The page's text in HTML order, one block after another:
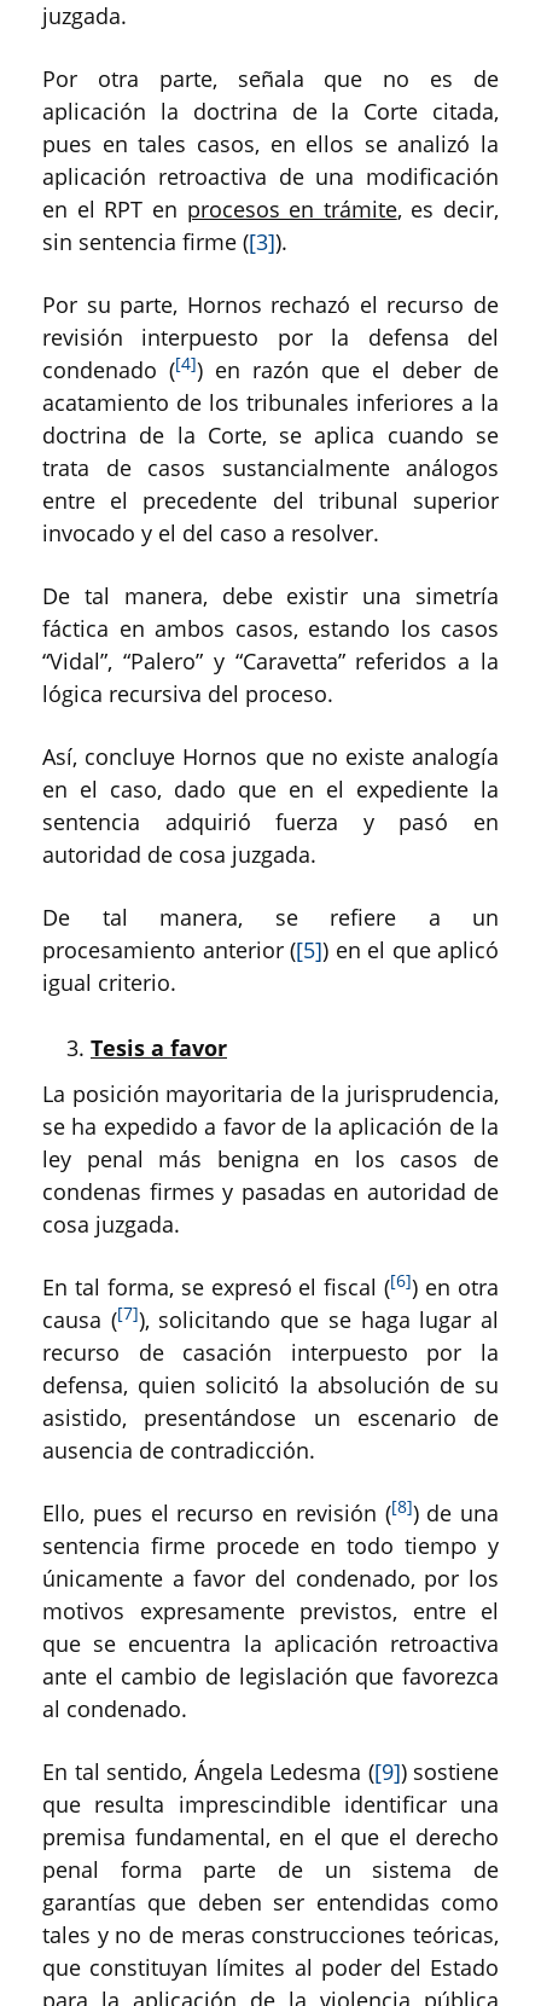
juzgada.
Por otra parte, señala que no es de
aplicación la doctrina de la Corte citada,
pues en tales casos, en ellos se analizó la
aplicación retroactiva de una modificación
en el RPT en procesos en trámite, es decir,
sin sentencia firme ([3]).
Por su parte, Hornos rechazó el recurso de
revisión interpuesto por la defensa del
condenado ([4]) en razón que el deber de
acatamiento de los tribunales inferiores a la
doctrina de la Corte, se aplica cuando se
trata de casos sustancialmente análogos
entre el precedente del tribunal superior
invocado y el del caso a resolver.
De tal manera, debe existir una simetría
fáctica en ambos casos, estando los casos
“Vidal”, “Palero” y “Caravetta” referidos a la
lógica recursiva del proceso.
Así, concluye Hornos que no existe analogía
en el caso, dado que en el expediente la
sentencia adquirió fuerza y pasó en
autoridad de cosa juzgada.
De tal manera, se refiere a un
procesamiento anterior ([5]) en el que aplicó
igual criterio.
Tesis a favor
La posición mayoritaria de la jurisprudencia,
se ha expedido a favor de la aplicación de la
ley penal más benigna en los casos de
condenas firmes y pasadas en autoridad de
cosa juzgada.
En tal forma, se expresó el fiscal ([6]) en otra
causa ([7]), solicitando que se haga lugar al
recurso de casación interpuesto por la
defensa, quien solicitó la absolución de su
asistido, presentándose un escenario de
ausencia de contradicción.
Ello, pues el recurso en revisión ([8]) de una
sentencia firme procede en todo tiempo y
únicamente a favor del condenado, por los
motivos expresamente previstos, entre el
que se encuentra la aplicación retroactiva
ante el cambio de legislación que favorezca
al condenado.
En tal sentido, Ángela Ledesma ([9]) sostiene
que resulta imprescindible identificar una
premisa fundamental, en el que el derecho
penal forma parte de un sistema de
garantías que deben ser entendidas como
tales y no de meras construcciones teóricas,
que constituyan límites al poder del Estado
para la aplicación de la violencia pública